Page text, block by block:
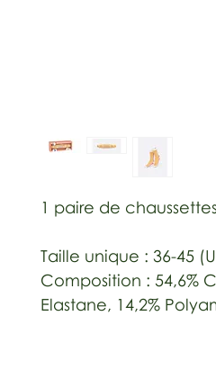
1 paire de
Taille unique : 36-45
Composition : 54,6%
Elastane, 14,2%